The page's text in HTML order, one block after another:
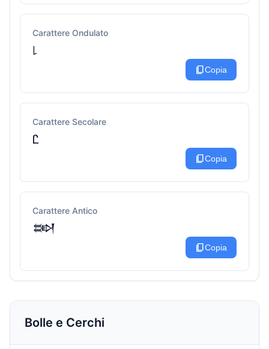
Carattere Ondulato
꒒
content_copyCopia
Carattere Secolare
Ꮭ
content_copyCopia
Carattere Antico
𒇷
content_copyCopia
Bolle e Cerchi